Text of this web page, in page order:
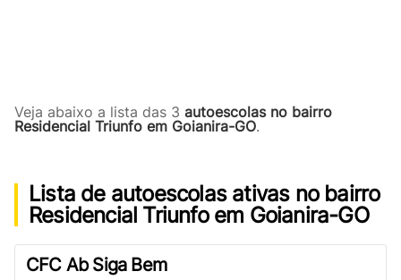
Veja abaixo a lista das 3 autoescolas no bairro
Residencial Triunfo em Goianira-GO.
Lista de autoescolas ativas no bairro
Residencial Triunfo em Goianira-GO
CFC Ab Siga Bem